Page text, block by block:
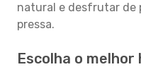
natural e desfrutar de
pressa.
Escolha o